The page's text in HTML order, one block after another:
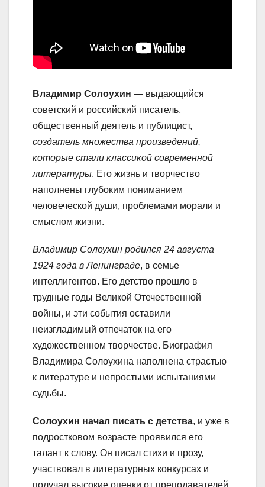
Владимир Солоухин — выдающийся
советский и российский писатель,
общественный деятель и публицист,
создатель множества произведений,
которые стали классикой современной
литературы. Его жизнь и творчество
наполнены глубоким пониманием
человеческой души, проблемами морали и
смыслом жизни.
Владимир Солоухин родился 24 августа
1924 года в Ленинграде, в семье
интеллигентов. Его детство прошло в
трудные годы Великой Отечественной
войны, и эти события оставили
неизгладимый отпечаток на его
художественном творчестве. Биография
Владимира Солоухина наполнена страстью
к литературе и непростыми испытаниями
судьбы.
Солоухин начал писать с детства, и уже в
подростковом возрасте проявился его
талант к слову. Он писал стихи и прозу,
участвовал в литературных конкурсах и